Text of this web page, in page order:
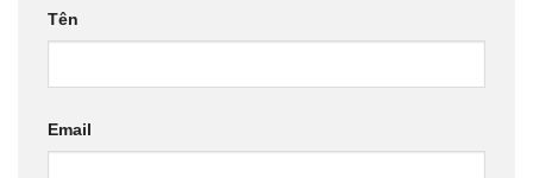
Tên
Email